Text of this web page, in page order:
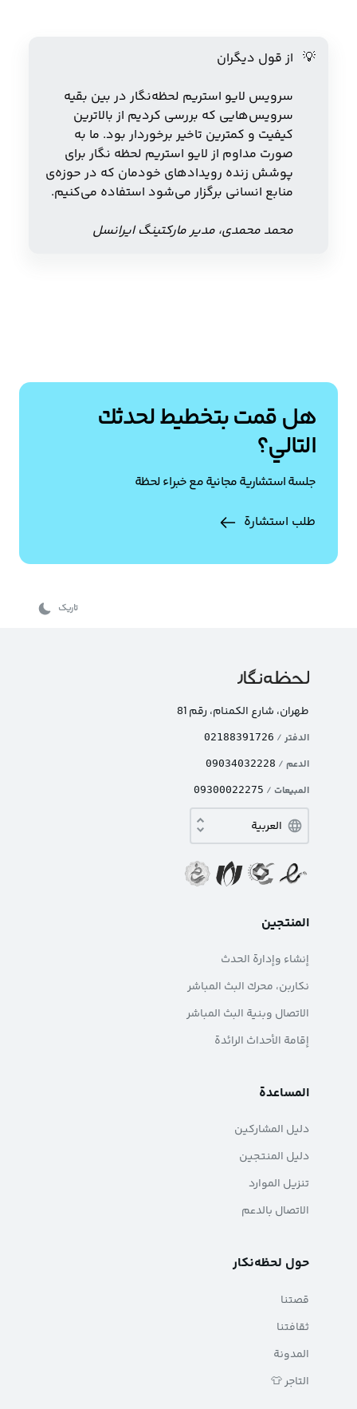
💡 از قول دیگران
سرویس لایو استریم لحظه‌نگار در بین بقیه
سرویس‌هایی که بررسی کردیم از بالاترین
کیفیت و کمترین تاخیر برخوردار بود. ما به
صورت مداوم از لایو استریم لحظه نگار برای
پوشش زنده رویدادهای خودمان که در حوزه‌ی
منابع انسانی برگزار می‌شود استفاده می‌کنیم.
محمد محمدی، مدیر مارکتینگ ایرانسل
هل قمت بتخطيط لحدثك
التالي؟
جلسة استشارية مجانية مع خبراء لحظة
طلب استشارة
تاریک
طهران، شارع الکمنام، رقم 81
الدفتر /
02188391726
الدعم /
09034032228
المبيعات /
09300022275
المنتجين
إنشاء وإدارة الحدث
نکاربن، محرك البث المباشر
الاتصال وبنية البث المباشر
إقامة الأحداث الرائدة
المساعدة
دليل المشاركين
دليل المنتجين
تنزيل الموارد
الاتصال بالدعم
حول لحظه‌نکار
قصتنا
ثقافتنا
المدونة
التاجر 👕